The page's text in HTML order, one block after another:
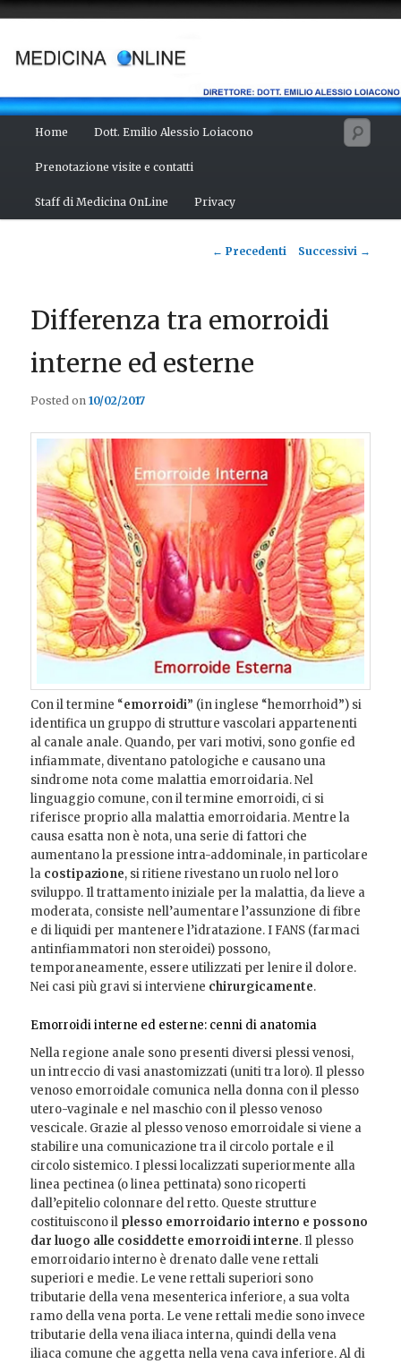
contenuto
principale
Home Dott. Emilio Alessio Loiacono
Prenotazione visite e contatti
Staff di Medicina OnLine Privacy
Navigazione
← Precedenti Successivi →
Differenza tra emorroidi
interne ed esterne
Posted on10/02/2017
Con il termine “emorroidi” (in inglese “hemorrhoid”) si
identifica un gruppo di strutture vascolari appartenenti
al canale anale. Quando, per vari motivi, sono gonfie ed
infiammate, diventano patologiche e causano una
sindrome nota come malattia emorroidaria. Nel
linguaggio comune, con il termine emorroidi, ci si
riferisce proprio alla malattia emorroidaria. Mentre la
causa esatta non è nota, una serie di fattori che
aumentano la pressione intra-addominale, in particolare
la costipazione, si ritiene rivestano un ruolo nel loro
sviluppo. Il trattamento iniziale per la malattia, da lieve a
moderata, consiste nell’aumentare l’assunzione di fibre
e di liquidi per mantenere l’idratazione. I FANS (farmaci
antinfiammatori non steroidei) possono,
temporaneamente, essere utilizzati per lenire il dolore.
Nei casi più gravi si interviene chirurgicamente.
Emorroidi interne ed esterne: cenni di anatomia
Nella regione anale sono presenti diversi plessi venosi,
un intreccio di vasi anastomizzati (uniti tra loro). Il plesso
venoso emorroidale comunica nella donna con il plesso
utero-vaginale e nel maschio con il plesso venoso
vescicale. Grazie al plesso venoso emorroidale si viene a
stabilire una comunicazione tra il circolo portale e il
circolo sistemico. I plessi localizzati superiormente alla
linea pectinea (o linea pettinata) sono ricoperti
dall’epitelio colonnare del retto. Queste strutture
costituiscono il plesso emorroidario interno e possono
dar luogo alle cosiddette emorroidi interne. Il plesso
emorroidario interno è drenato dalle vene rettali
superiori e medie. Le vene rettali superiori sono
tributarie della vena mesenterica inferiore, a sua volta
ramo della vena porta. Le vene rettali medie sono invece
tributarie della vena iliaca interna, quindi della vena
iliaca comune che aggetta nella vena cava inferiore. Al di